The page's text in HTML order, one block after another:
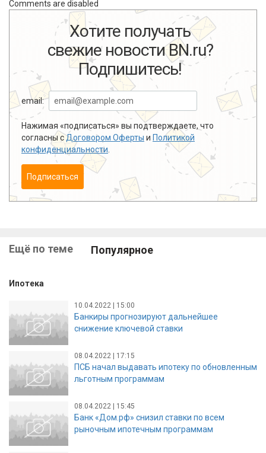
Comments are disabled
Хотите получать
свежие новости BN.ru?
Подпишитесь!
email:
Нажимая «подписаться» вы подтверждаете, что
согласны сДоговором Оферты и Политикой
конфиденциальности
Подписаться
Ещё по теме Популярное
Ипотека
10.04.2022 | 15:00
Банкиры прогнозируют дальнейшее
снижение ключевой ставки
08.04.2022 | 17:15
ПСБ начал выдавать ипотеку по обновленным
льготным программам
08.04.2022 | 15:45
Банк «Дом.рф» снизил ставки по всем
рыночным ипотечным программам